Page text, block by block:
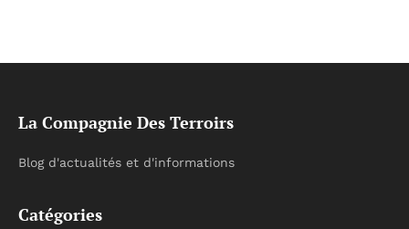
La Compagnie Des Terroirs
Blog d'actualités et d'informations
Catégories